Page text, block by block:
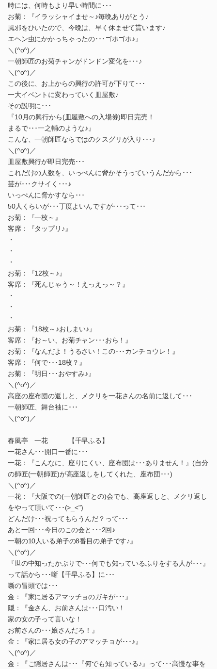
時には、何時もより早い時間に･･･
お菊：『イラッシャイませ～♪毎晩ありがとう♪
風邪をひいたので、今晩は、早く休ませて貰います♪
エヘン虫にかかっちゃったの･･･ゴホゴホ♪』
＼(^o^)／
一朝師匠のお菊チャンがドンドン変化を･･･♪
＼(^o^)／
この後に、お上からの興行の許可が下りて･･･
一大イベントに変わっていく皿屋敷♪
その説明に･･･
『10月の興行から(皿屋敷への入場券)即日完売！
まるで･･･一之輔のような♪』
こんな、一朝師匠ならではのクスグリが入り･･･♪
＼(^o^)／
皿屋敷興行が即日完売･･･
これだけの人数を、いっぺんに脅かそうっていうんだから･･･
芸が･･･クサイく･･･♪
いっぺんに脅かすなら･･･
50人くらいが･･･丁度よいんですが･･･って･･･
お菊：『一枚～』
客席：『タップリ♪』
・
・
・
お菊：『12枚～♪』
客席：『死んじゃう～！えっえっ～？』
・
・
・
お菊：『18枚～♪おしまい♪』
客席：『お～い、お菊チャン･･･おら！』
お菊：『なんだよ！うるさい！この･･･カンチョウレ！』
客席：『何で･･･18枚？』
お菊：『明日･･･おやすみ♪』
＼(^o^)／
高座の座布団の返しと、メクリを一花さんの名前に返して･･･
一朝師匠、舞台袖に･･･
＼(^o^)／
春風亭 一花 【千早ふる】
一花さん･･･開口一番に･･･
一花：『こんなに、座りにくい、座布団は･･･ありません！』(自分
の師匠(一朝師匠)が高座返しをしてくれた、座布団･･･)
＼(^o^)／
一花：『大阪での(一朝師匠との)会でも、高座返しと、メクリ返し
をやって頂いて･･･(>_<")
どんだけ･･･祝ってもらうんだ？って･･･
あと一回･･･今日のこの会と･･･2回♪
一朝の10人いる弟子の8番目の弟子です♪』
＼(^o^)／
『世の中知ったかぶりで･･･何でも知っているふりをする人が･･･』
って話から･･･噺【千早ふる】に･･･
噺の冒頭では･･･
金：『家に居るアマッチョのガキが･･･』
隠：『金さん、お前さんは･･･口汚い！
家の女の子って言いな！
お前さんの･･･娘さんだろ！』
金：『家に居る女の子のアマッチョが･･･♪』
＼(^o^)／
金：『ご隠居さんは･･･『何でも知っている♪』って･･･高慢な事を